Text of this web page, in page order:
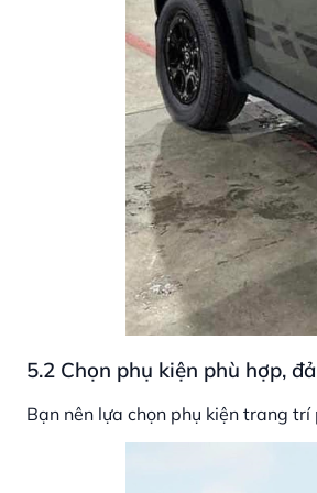
5.2 Chọn phụ kiện phù hợp,
Bạn nên lựa chọn phụ kiện trang